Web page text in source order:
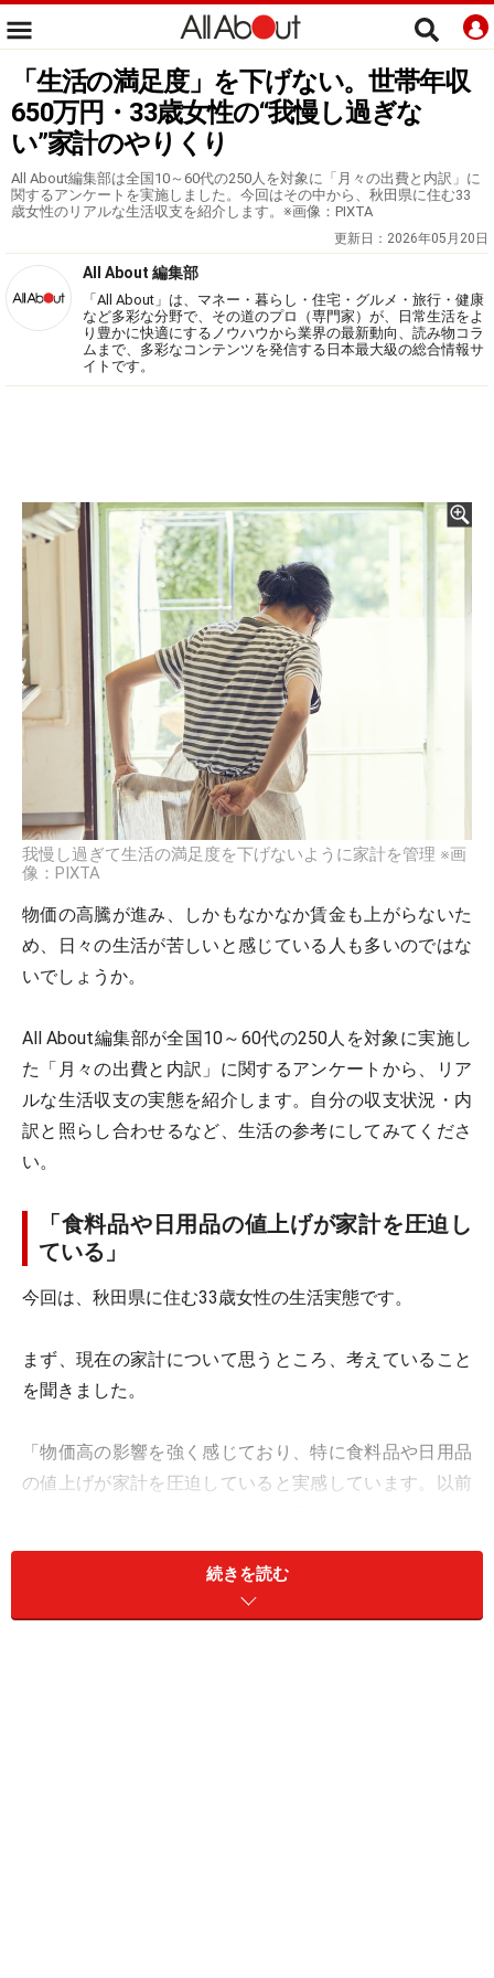
「生活の満足度」を下げない。世帯年収
650万円・33歳女性の“我慢し過ぎな
い”家計のやりくり
All About編集部は全国10～60代の250人を対象に「月々の出費と内訳」に
関するアンケートを実施しました。今回はその中から、秋田県に住む33
歳女性のリアルな生活収支を紹介します。※画像：PIXTA
更新日： 2026年05月20日
All About 編集部
「All About」は、マネー・暮らし・住宅・グルメ・旅行・健康
など多彩な分野で、その道のプロ（専門家）が、日常生活をよ
り豊かに快適にするノウハウから業界の最新動向、読み物コラ
ムまで、多彩なコンテンツを発信する日本最大級の総合情報サ
イトです。
我慢し過ぎて生活の満足度を下げないように家計を管理 ※画
像：PIXTA
物価の高騰が進み、しかもなかなか賃金も上がらないた
め、日々の生活が苦しいと感じている人も多いのではな
いでしょうか。
All About編集部が全国10～60代の250人を対象に実施し
た「月々の出費と内訳」に関するアンケートから、リア
ルな生活収支の実態を紹介します。自分の収支状況・内
訳と照らし合わせるなど、生活の参考にしてみてくださ
い。
「食料品や日用品の値上げが家計を圧迫し
ている」
今回は、秋田県に住む33歳女性の生活実態です。
まず、現在の家計について思うところ、考えていること
を聞きました。
「物価高の影響を強く感じており、特に食料品や日用品
の値上げが家計を圧迫していると実感しています。以前
一方で、必要以上に我慢し過ぎると生活の満足度が下が
るため、メリハリをつけて支出管理することを大切にし
続きを読む